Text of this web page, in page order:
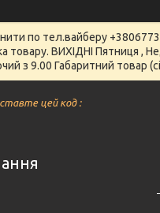
по тел.вайберу
товару. ВИХІДНІ Пятниця
з 9.00 Габаритний товар
цей код :